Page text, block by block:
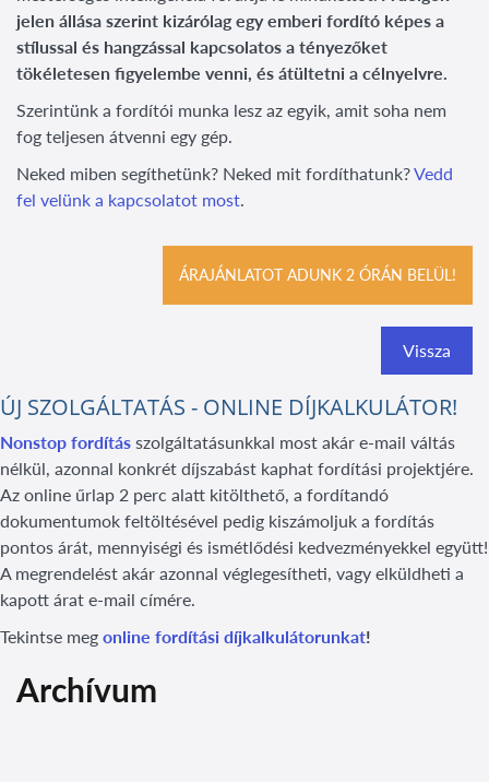
jelen állása szerint kizárólag egy emberi fordító képes a
stílussal és hangzással kapcsolatos a tényezőket
tökéletesen figyelembe venni, és átültetni a célnyelvre.
Szerintünk a fordítói munka lesz az egyik, amit soha nem
fog teljesen átvenni egy gép.
Neked miben segíthetünk? Neked mit fordíthatunk?Vedd
fel velünk a kapcsolatot most.
ÁRAJÁNLATOT ADUNK 2 ÓRÁN BELÜL!
Vissza
ÚJ SZOLGÁLTATÁS - ONLINE DÍJKALKULÁTOR!
Nonstop fordítás szolgáltatásunkkal most akár e-mail váltás
nélkül, azonnal konkrét díjszabást kaphat fordítási projektjére.
Az online űrlap 2 perc alatt kitölthető, a fordítandó
dokumentumok feltöltésével pedig kiszámoljuk a fordítás
pontos árát, mennyiségi és ismétlődési kedvezményekkel együtt!
A megrendelést akár azonnal véglegesítheti, vagy elküldheti a
kapott árat e-mail címére.
Tekintse meg online fordítási díjkalkulátorunkat!
Archívum